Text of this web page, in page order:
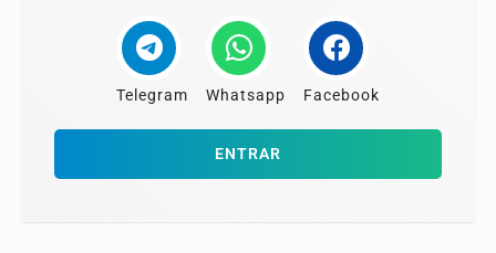
Telegram Whatsapp Facebook
ENTRAR